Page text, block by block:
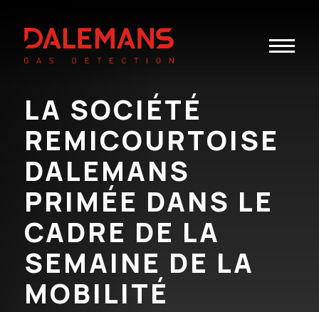
Toggle
LA SOCIÉTÉ
REMICOURTOISE
DALEMANS
PRIMÉE DANS LE
CADRE DE LA
SEMAINE DE LA
MOBILITÉ